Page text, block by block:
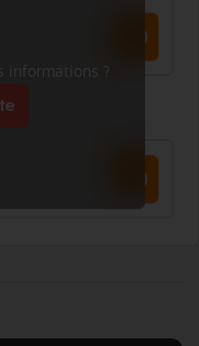
informations ?